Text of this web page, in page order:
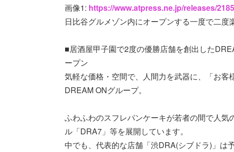
画像1: https://www.atpress.ne.jp/releases/
日比谷グルメゾン内にオープンする一度で二度
■居酒屋甲子園で2度の優勝店舗を創出した
ープン
気軽な価格・空間で、人間力を武器に、「お
DREAM ONグループ。
ふわふわのスフレパンケーキが若者の間で人
ル「DRA7」等を展開しています。
中でも、代表的な店舗「渋DRA(シブドラ)」は